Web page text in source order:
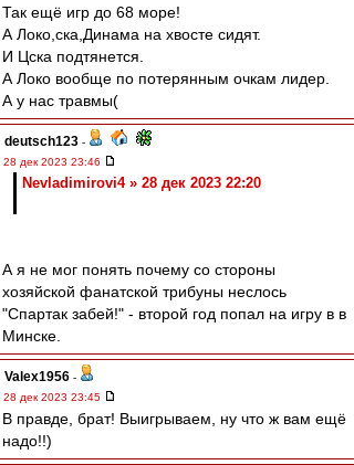
Так ещё игр до 68 море!
А Локо,ска,Динама на хвосте сидят.
И Цска подтянется.
А Локо вообще по потерянным очкам лидер.
А у нас травмы(
deutsch123 -
28 дек 2023 23:46
Nevladimirovi4 » 28 дек 2023 22:20
А я не мог понять почему со стороны
хозяйской фанатской трибуны неслось
"Спартак забей!" - второй год попал на игру в в
Минске.
Valex1956 -
28 дек 2023 23:45
В правде, брат! Выигрываем, ну что ж вам ещё
надо!!)